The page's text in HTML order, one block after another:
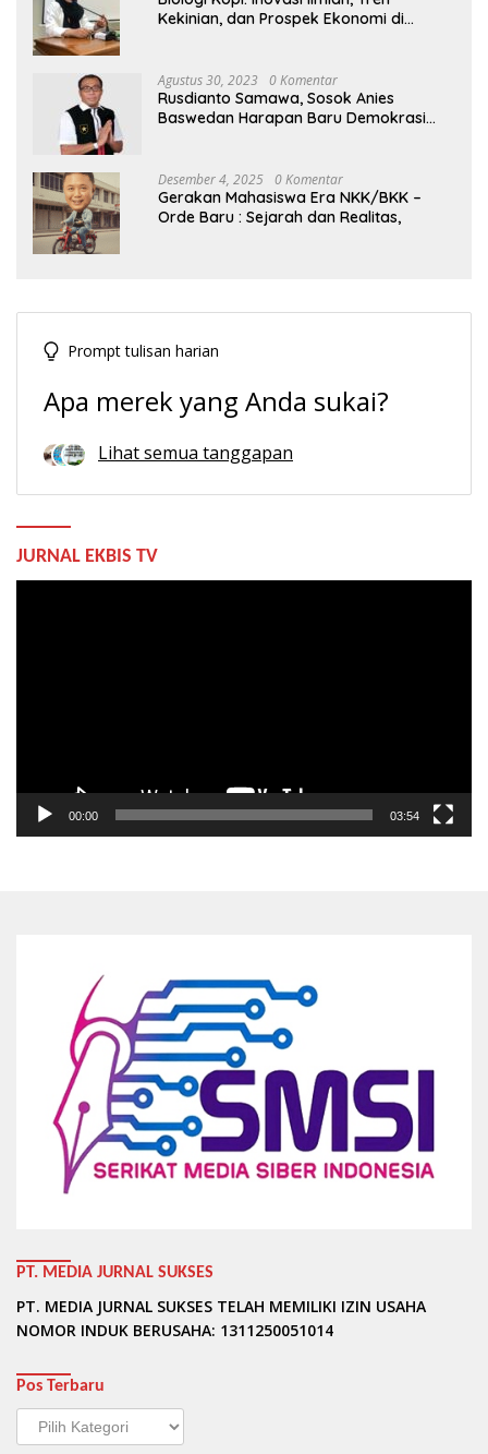
Kekinian, dan Prospek Ekonomi di
Agustus 30, 2023 0 Komentar
Rusdianto Samawa, Sosok Anies
Baswedan Harapan Baru Demokrasi
Desember 4, 2025 0 Komentar
Gerakan Mahasiswa Era NKK/BKK –
Orde Baru : Sejarah dan Realitas,
Prompt tulisan harian
Apa merek yang Anda sukai?
Lihat semua tanggapan
JURNAL EKBIS TV
00:00 03:54
PT. MEDIA JURNAL SUKSES
PT. MEDIA JURNAL SUKSES TELAH MEMILIKI IZIN USAHA
NOMOR INDUK BERUSAHA: 1311250051014
Pos Terbaru
Pos
Terbaru